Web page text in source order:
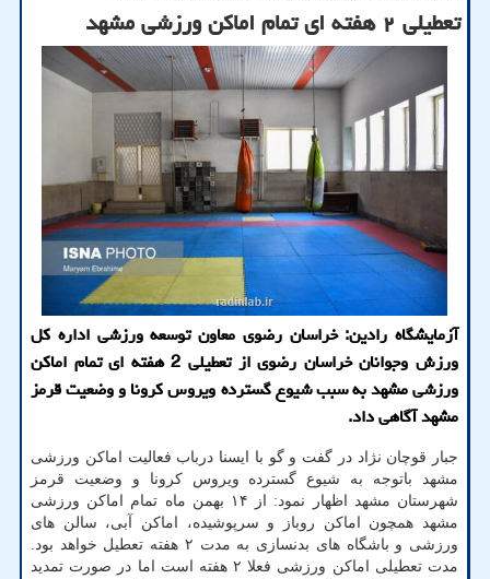
تعطیلی ۲ هفته ای تمام اماکن ورزشی مشهد
آزمایشگاه رادین: خراسان رضوی معاون توسعه ورزشی اداره کل
ورزش وجوانان خراسان رضوی از تعطیلی 2 هفته ای تمام اماکن
ورزشی مشهد به سبب شیوع گسترده ویروس کرونا و وضعیت قرمز
مشهد آگاهی داد.
جبار قوچان نژاد در گفت و گو با ایسنا درباب فعالیت اماکن ورزشی
مشهد باتوجه به شیوع گسترده ویروس کرونا و وضعیت قرمز
شهرستان مشهد اظهار نمود: از ۱۴ بهمن ماه تمام اماکن ورزشی
مشهد همچون اماکن روباز و سرپوشیده، اماکن آبی، سالن های
ورزشی و باشگاه های بدنسازی به مدت ۲ هفته تعطیل خواهد بود.
مدت تعطیلی اماکن ورزشی فعلا ۲ هفته است اما در صورت تمدید